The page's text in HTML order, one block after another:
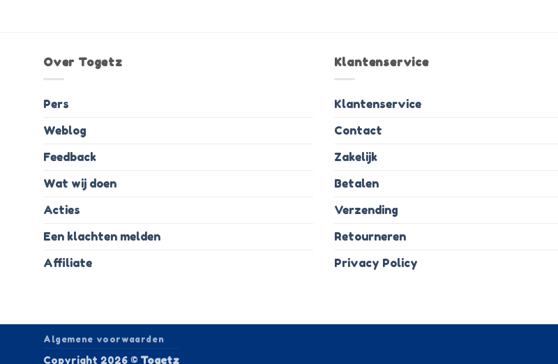
Over Togetz
Pers
Weblog
Feedback
Wat wij doen
Acties
Een klachten melden
Affiliate
Klantenservice
Klantenservice
Contact
Zakelijk
Betalen
Verzending
Retourneren
Privacy Policy
Algemene voorwaarden
Copyright 2026 © Togetz